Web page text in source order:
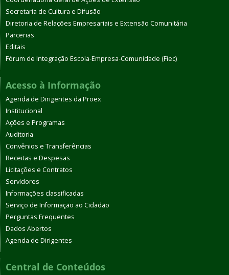
Secretaria de Cultura e Difusão
Diretoria de Relações Empresariais e Extensão Comunitária
Parcerias
Editais
Fórum de Integração Escola-Empresa-Comunidade (Fiec)
Acesso à Informação
Agenda de Dirigentes da Proex
Institucional
Ações e Programas
Auditoria
Convênios e Transferências
Receitas e Despesas
Licitações e Contratos
Servidores
Informações classificadas
Serviço de Informação ao Cidadão
Perguntas Frequentes
Dados Abertos
Agenda de Dirigentes
Central de Conteúdos